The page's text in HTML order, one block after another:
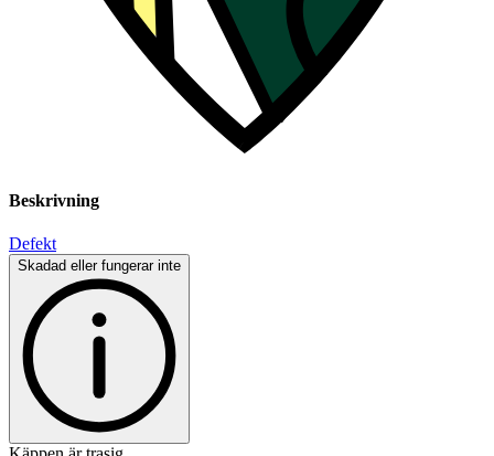
Beskrivning
Defekt
Skadad eller fungerar inte